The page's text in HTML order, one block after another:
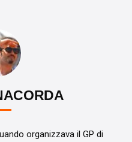
organizzava il GP di